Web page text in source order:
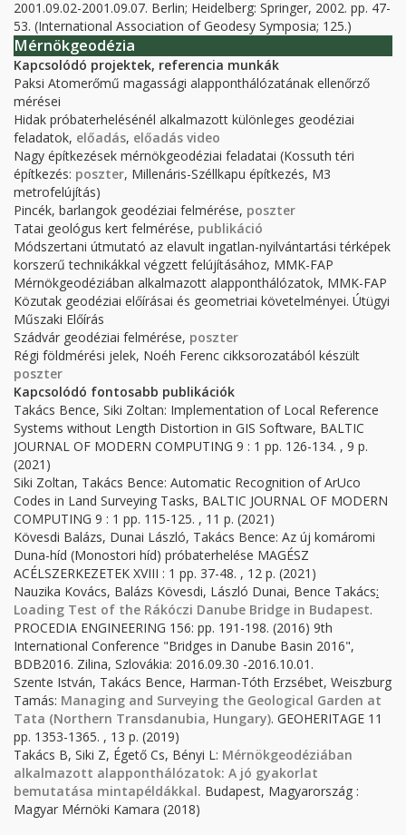
2001.09.02-2001.09.07. Berlin; Heidelberg: Springer, 2002. pp. 47-
53. (International Association of Geodesy Symposia; 125.)
Mérnökgeodézia
Kapcsolódó projektek, referencia munkák
Paksi Atomerőmű magassági alapponthálózatának ellenőrző
mérései
Hidak próbaterhelésénél alkalmazott különleges geodéziai
feladatok, előadás, előadás video
Nagy építkezések mérnökgeodéziai feladatai (Kossuth téri
építkezés: poszter, Millenáris-Széllkapu építkezés, M3
metrofelújítás)
Pincék, barlangok geodéziai felmérése, poszter
Tatai geológus kert felmérése, publikáció
Módszertani útmutató az elavult ingatlan-nyilvántartási térképek
korszerű technikákkal végzett felújításához, MMK-FAP
Mérnökgeodéziában alkalmazott alapponthálózatok, MMK-FAP
Közutak geodéziai előírásai és geometriai követelményei. Útügyi
Műszaki Előírás
Szádvár geodéziai felmérése, poszter
Régi földmérési jelek, Noéh Ferenc cikksorozatából készült
poszter
Kapcsolódó fontosabb publikációk
Takács Bence, Siki Zoltan: Implementation of Local Reference
Systems without Length Distortion in GIS Software, BALTIC
JOURNAL OF MODERN COMPUTING 9 : 1 pp. 126-134. , 9 p.
(2021)
Siki Zoltan, Takács Bence: Automatic Recognition of ArUco
Codes in Land Surveying Tasks, BALTIC JOURNAL OF MODERN
COMPUTING 9 : 1 pp. 115-125. , 11 p. (2021)
Kövesdi Balázs, Dunai László, Takács Bence: Az új komáromi
Duna-híd (Monostori híd) próbaterhelése MAGÉSZ
ACÉLSZERKEZETEK XVIII : 1 pp. 37-48. , 12 p. (2021)
Nauzika Kovács, Balázs Kövesdi, László Dunai, Bence Takács:
Loading Test of the Rákóczi Danube Bridge in Budapest.
PROCEDIA ENGINEERING 156: pp. 191-198. (2016) 9th
International Conference "Bridges in Danube Basin 2016",
BDB2016. Zilina, Szlovákia: 2016.09.30 -2016.10.01.
Szente István, Takács Bence, Harman-Tóth Erzsébet, Weiszburg
Tamás: Managing and Surveying the Geological Garden at
Tata (Northern Transdanubia, Hungary). GEOHERITAGE 11
pp. 1353-1365. , 13 p. (2019)
Takács B, Siki Z, Égető Cs, Bényi L: Mérnökgeodéziában
alkalmazott alapponthálózatok: A jó gyakorlat
bemutatása mintapéldákkal. Budapest, Magyarország :
Magyar Mérnöki Kamara (2018)